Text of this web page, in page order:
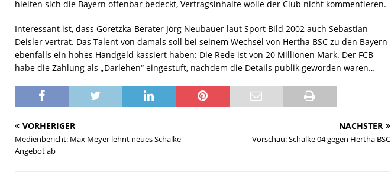
hielten sich die Bayern offenbar bedeckt, Vertragsinhalte wolle der Club nicht kommentieren.
Interessant ist, dass Goretzka-Berater Jörg Neubauer laut Sport Bild 2002 auch Sebastian
Deisler vertrat. Das Talent von damals soll bei seinem Wechsel von Hertha BSC zu den Bayern
ebenfalls ein hohes Handgeld kassiert haben: Die Rede ist von 20 Millionen Mark. Der FCB
habe die Zahlung als „Darlehen“ eingestuft, nachdem die Details publik geworden waren…
VORHERIGER
Medienbericht: Max Meyer lehnt neues Schalke-
Angebot ab
NÄCHSTER
Vorschau: Schalke 04 gegen Hertha BSC